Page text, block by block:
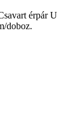
érpár U
doboz.